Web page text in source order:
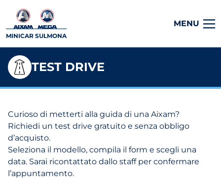
MINICAR SULMONA
MENU
TEST DRIVE
Curioso di metterti alla guida di una Aixam?
Richiedi un test drive gratuito e senza obbligo
d’acquisto.
Seleziona il modello, compila il form e scegli una
data. Sarai ricontattato dallo staff per confermare
l’appuntamento.